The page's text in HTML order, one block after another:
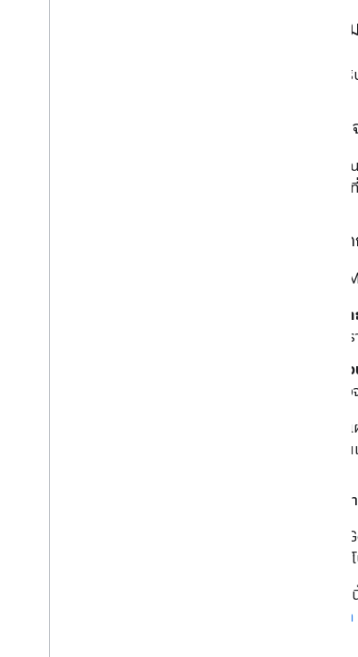
เตรี
ส่วนนี้อ
ตัดสิน
แอปที่คุ
เภทแอ
กำหน
แอปใน
ส
ป
ส่
ตั
หลังจา
ต้องก่อ
กำหนด
องค์กร
อนุญาต
นอกจา
แอปแชท